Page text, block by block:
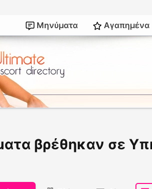
Μηνύματα Αγαπημένα
βρέθηκαν σε